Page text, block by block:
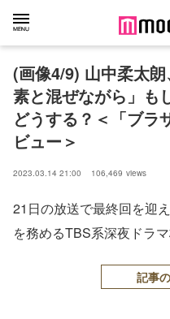
(画像4/9) 山中柔太
素と混ぜながら」も
どうする？＜「ブラ
ビュー＞
2023.03.14 21:00 106,469 views
21日の放送で最終回を迎
を務めるTBS系深夜ドラ
記事